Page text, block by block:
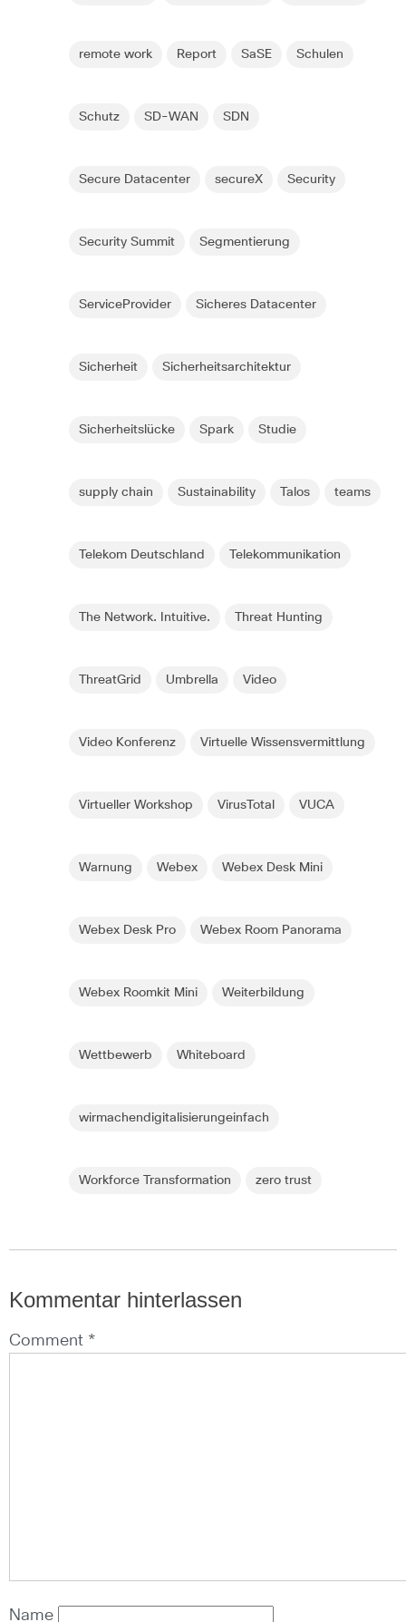
remote work Report SaSE Schulen
Schutz SD-WAN SDN
Secure Datacenter secureX Security
Security Summit Segmentierung
ServiceProvider Sicheres Datacenter
Sicherheit Sicherheitsarchitektur
Sicherheitslücke Spark Studie
supply chain Sustainability Talos teams
Telekom Deutschland Telekommunikation
The Network. Intuitive. Threat Hunting
ThreatGrid Umbrella Video
Video Konferenz Virtuelle Wissensvermittlung
Virtueller Workshop VirusTotal VUCA
Warnung Webex Webex Desk Mini
Webex Desk Pro Webex Room Panorama
Webex Roomkit Mini Weiterbildung
Wettbewerb Whiteboard
wirmachendigitalisierungeinfach
Workforce Transformation zero trust
Kommentar hinterlassen
Comment *
Name